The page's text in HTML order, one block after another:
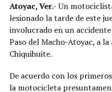
Atoyac, Ver.-Un
lesionado la tarde de este
involucrado en un
Paso del Macho-Atoyac, a
Chiquihuite.
De acuerdo con los
la motocicleta